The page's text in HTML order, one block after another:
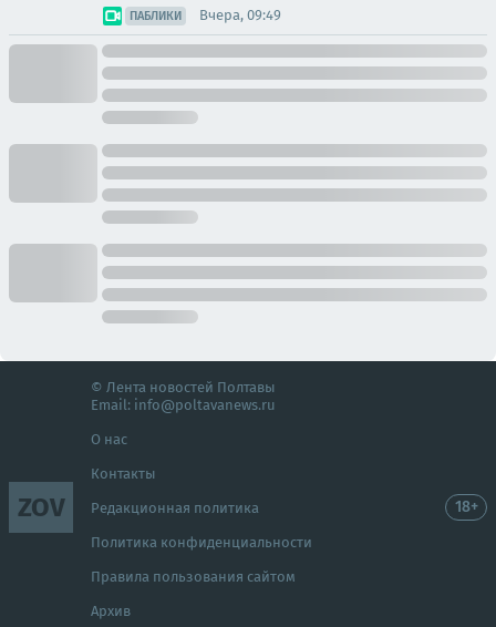
ПАБЛИКИ Вчера, 09:49
ZOV
© Лента новостей Полтавы
Email: info@poltavanews.ru
О нас
Контакты
Редакционная политика
Политика конфиденциальности
Правила пользования сайтом
Архив
18+